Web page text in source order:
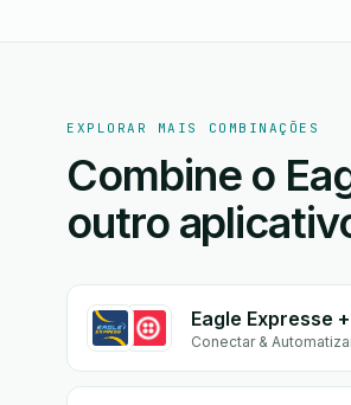
EXPLORAR MAIS COMBINAÇÕES
Combine o
outro
Eagle Expresse
Conectar &